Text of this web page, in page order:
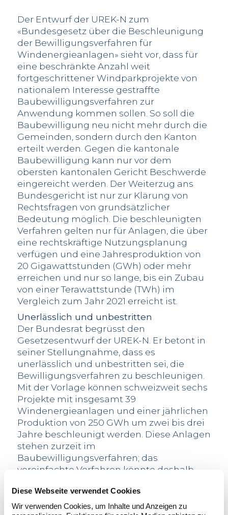
Diese Webseite verwendet Cookies
Wir verwenden Cookies, um Inhalte und Anzeigen zu
Der Entwurf der UREK-N zum
«Bundesgesetz über die Beschleunigung
der Bewilligungsverfahren für
Windenergieanlagen» sieht vor, dass für
eine beschränkte Anzahl weit
fortgeschrittener Windparkprojekte von
nationalem Interesse gestraffte
Baubewilligungsverfahren zur
Anwendung kommen sollen. So soll die
Baubewilligung neu nicht mehr durch die
Gemeinden, sondern durch den Kanton
erteilt werden. Gegen die kantonale
Baubewilligung kann nur vor dem
obersten kantonalen Gericht Beschwerde
eingereicht werden. Der Weiterzug ans
Bundesgericht ist nur zur Klärung von
Rechtsfragen von grundsätzlicher
Bedeutung möglich. Die beschleunigten
Verfahren gelten nur für Anlagen, die über
eine rechtskräftige Nutzungsplanung
verfügen und eine Jahresproduktion von
20 Gigawattstunden (GWh) oder mehr
erreichen und nur so lange, bis ein Zubau
von einer Terawattstunde (TWh) im
Vergleich zum Jahr 2021 erreicht ist.
Unerlässlich und unbestritten
Der Bundesrat begrüsst den
Gesetzesentwurf der UREK-N. Er betont in
seiner Stellungnahme, dass es
unerlässlich und unbestritten sei, die
Bewilligungsverfahren zu beschleunigen.
Mit der Vorlage können schweizweit sechs
Projekte mit insgesamt 39
Windenergieanlagen und einer jährlichen
Produktion von 250 GWh um zwei bis drei
Jahre beschleunigt werden. Diese Anlagen
stehen zurzeit im
Baubewilligungsverfahren; das
vereinfachte Verfahren könnte deshalb
Projekte mit einer Jahresproduktion von
250 GWh könnten je nach Entscheid des